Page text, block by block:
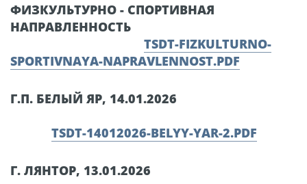
ФИЗКУЛЬТУРНО - СПОРТИВНАЯ
НАПРАВЛЕННОСТЬ
TSDT-FIZKULTURNO-
SPORTIVNAYA-NAPRAVLENNOST.PDF
Г.П. БЕЛЫЙ ЯР, 14.01.2026
TSDT-14012026-BELYY-YAR-2.PDF
Г. ЛЯНТОР, 13.01.2026